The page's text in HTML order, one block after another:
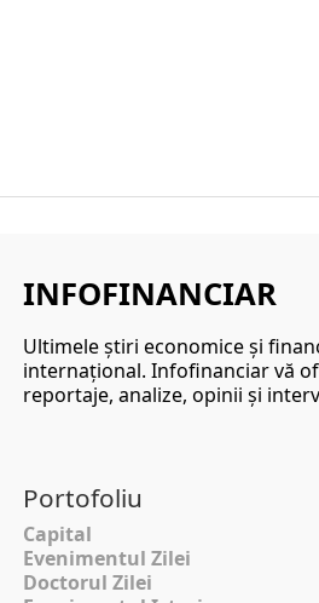
INFOFINANCIAR
Ultimele ştiri economice şi
internaţional. Infofinanciar vă
reportaje, analize, opinii şi
Portofoliu
Capital
Evenimentul Zilei
Doctorul Zilei